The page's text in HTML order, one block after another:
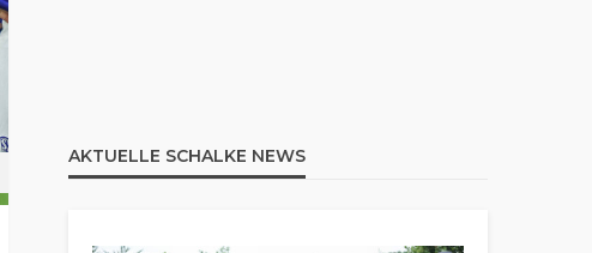
AKTUELLE SCHALKE NEWS